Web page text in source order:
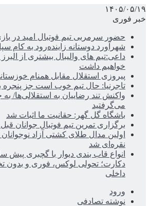
۱۴۰۵/۰۵/۱۹
خبر فوری
حضور سرمربی تیم فوتبال امید در
شهرآورد دوستانه زاینده‌رود به کام
داعی:تیم های والیبال بیشتری از
خواهیم داشت
پیروزی استقلال مقابل همنام
تاجرنیا: حال تیم خوب است جز پنجره
واکنش تند رضاییان به استقلالی‌ها/
می‌گرفتید
باشگاه گل گهر: حقانیت ما اثبات شد
برگزاری تمرین تیم فوتبال جوانان
اولین مدال طلای کشتی آزاد
نقره‌ای شد
انواع قاب بندی دیوار با گچبری پیش
دکارت؛ تحولی لوکس، فوری و بدون
داخلی
ورود
نوشته تصادفی